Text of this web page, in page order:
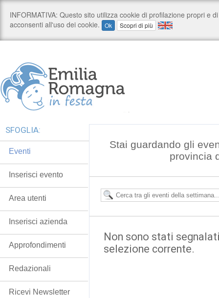
Stai guardando gli
provincia
Non sono stati
selezione corrente.
SFOGLIA:
Eventi
Inserisci evento
Area utenti
Inserisci azienda
Approfondimenti
Redazionali
Ricevi Newsletter